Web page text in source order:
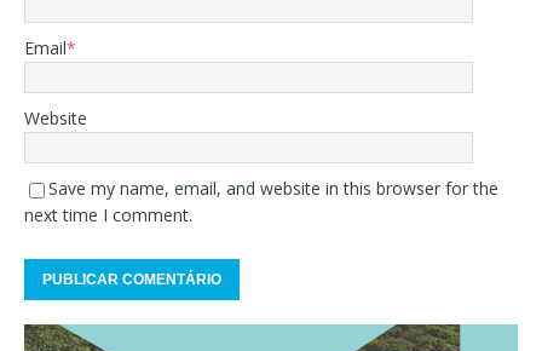
Email*
Website
Save my name, email, and website in this browser for the
next time I comment.